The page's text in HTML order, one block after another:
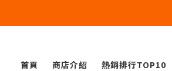
首頁
商店介紹 熱銷排行TOP10